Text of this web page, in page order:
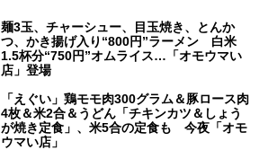
麺3玉、チャーシュー、目玉焼き、とんか
つ、かき揚げ入り“800円”ラーメン 白米
1.5杯分“750円”オムライス…「オモウマい
店」登場
「えぐい」鶏モモ肉300グラム＆豚ロース肉
4枚＆米2合＆うどん「チキンカツ＆しょう
が焼き定食」、米5合の定食も 今夜「オモ
ウマい店」